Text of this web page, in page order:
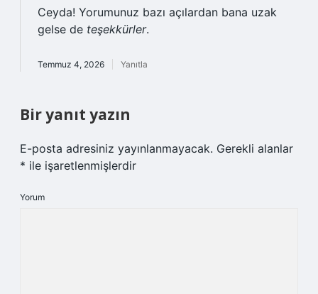
Ceyda! Yorumunuz bazı açılardan bana uzak
gelse de teşekkürler.
Temmuz 4, 2026 Yanıtla
Bir yanıt yazın
E-posta adresiniz yayınlanmayacak. Gerekli alanlar
* ile işaretlenmişlerdir
Yorum